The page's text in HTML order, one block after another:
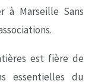
à Marseille Sans
est fière de
essentielles du